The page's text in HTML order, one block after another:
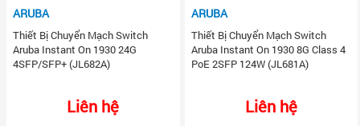
ARUBA
Thiết Bị Chuyển Mạch Switch
Aruba Instant On 1930 24G
4SFP/SFP+ (JL682A)
Liên hệ
ARUBA
Thiết Bị Chuyển Mạch Switch
Aruba Instant On 1930 8G Class 4
PoE 2SFP 124W (JL681A)
Liên hệ